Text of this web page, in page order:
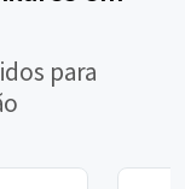
para